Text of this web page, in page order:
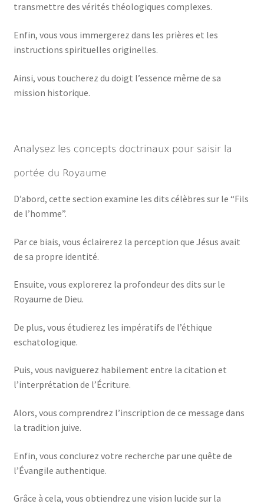
transmettre des vérités théologiques complexes.
Enfin, vous vous immergerez dans les prières et les
instructions spirituelles originelles.
Ainsi, vous toucherez du doigt l’essence même de sa
mission historique.
Analysez les concepts doctrinaux pour saisir la
portée du Royaume
D’abord, cette section examine les dits célèbres sur le “Fils
de l’homme”.
Par ce biais, vous éclairerez la perception que Jésus avait
de sa propre identité.
Ensuite, vous explorerez la profondeur des dits sur le
Royaume de Dieu.
De plus, vous étudierez les impératifs de l’éthique
eschatologique.
Puis, vous naviguerez habilement entre la citation et
l’interprétation de l’Écriture.
Alors, vous comprendrez l’inscription de ce message dans
la tradition juive.
Enfin, vous conclurez votre recherche par une quête de
l’Évangile authentique.
Grâce à cela, vous obtiendrez une vision lucide sur la